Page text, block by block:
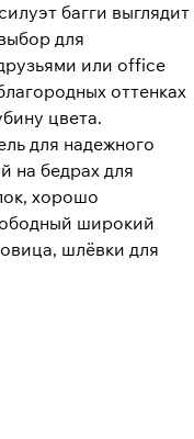
багги выглядит
для
или office
оттенках
цвета.
для надежного
на бедрах для
хорошо
широкий
шлёвки для